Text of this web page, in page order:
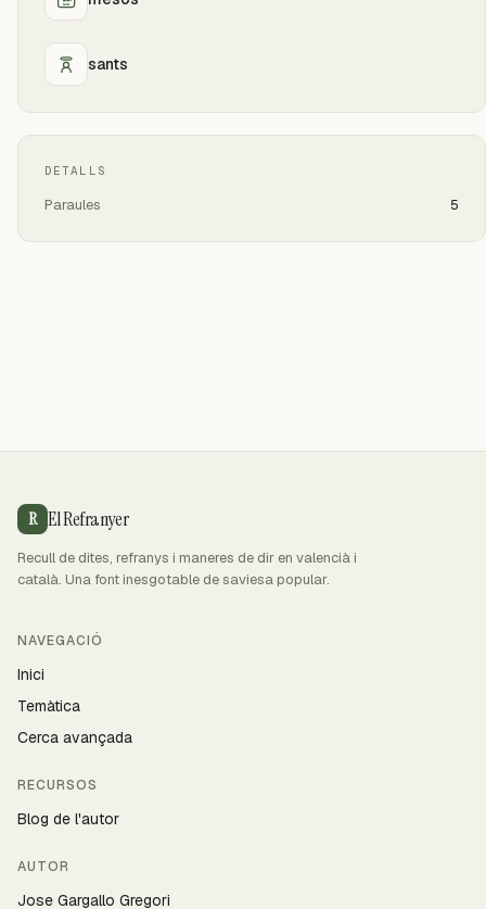
sants
DETALLS
Paraules 5
R El Refranyer
Recull de dites, refranys i maneres de dir en valencià i
català. Una font inesgotable de saviesa popular.
NAVEGACIÓ
Inici
Temàtica
Cerca avançada
RECURSOS
Blog de l'autor
AUTOR
Jose Gargallo Gregori